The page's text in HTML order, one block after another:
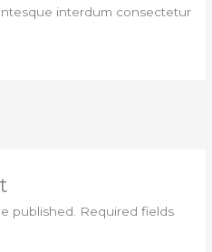
interdum consectetur
published.
Required fields